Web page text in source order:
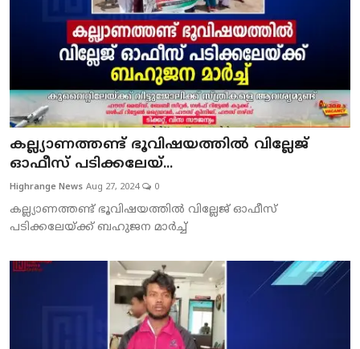
കല്ല്യാണത്തണ്ട് ഭൂവിഷയത്തില്‍ വില്ലേജ്
ഓഫീസ് പടിക്കലേയ്...
Highrange News Aug 27, 2024 0
കല്ല്യാണത്തണ്ട് ഭൂവിഷയത്തില്‍ വില്ലേജ് ഓഫീസ്
പടിക്കലേയ്ക്ക് ബഹുജന മാര്‍ച്ച്